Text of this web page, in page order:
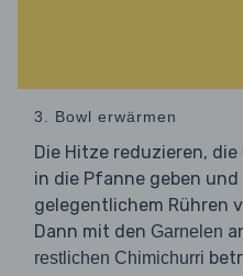
3. Bowl erwärmen
Die Hitze reduzieren, die
in die Pfanne geben
gelegentlichem Rühren
Dann mit den Garnelen
restlichen Chimichurri